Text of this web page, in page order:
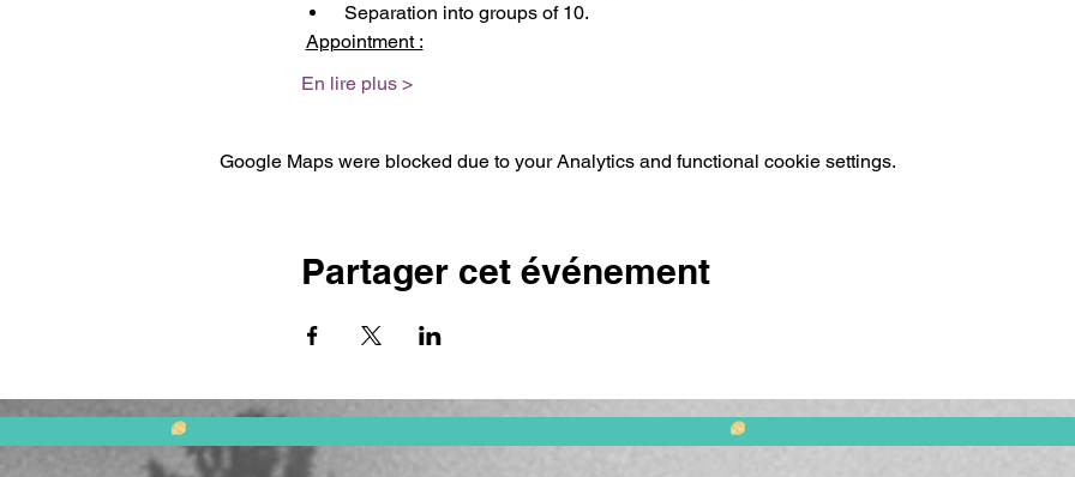
Separation into groups of 10.
Appointment :
En lire plus >
Google Maps were blocked due to your Analytics and functional cookie settings.
Partager cet événement